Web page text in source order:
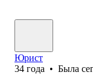
Юрист
34 года • Была